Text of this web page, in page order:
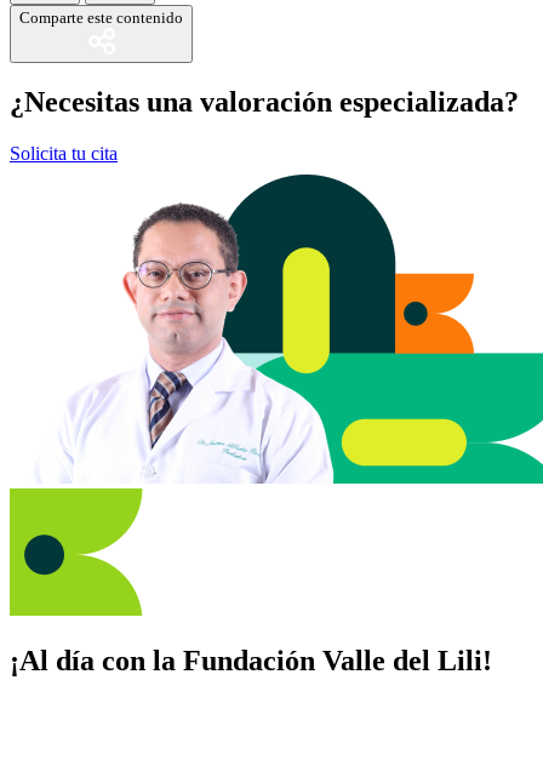
Comparte este contenido
¿Necesitas una valoración especializada?
Solicita tu cita
¡Al día con la Fundación Valle del Lili!